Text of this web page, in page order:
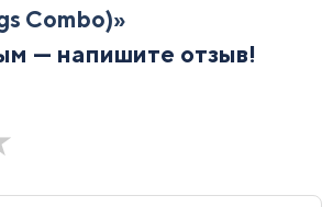
Combo)»
— напишите отзыв!